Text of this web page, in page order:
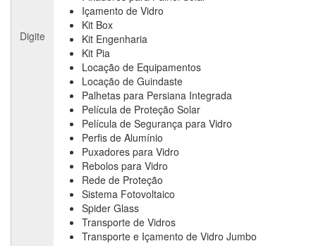
Digite
Içamento de Vidro
Kit Box
Kit Engenharia
Kit Pia
Locação de Equipamentos
Locação de Guindaste
Palhetas para Persiana Integrada
Película de Proteção Solar
Película de Segurança para Vidro
Perfis de Alumínio
Puxadores para Vidro
Rebolos para Vidro
Rede de Proteção
Sistema Fotovoltaico
Spider Glass
Transporte de Vidros
Transporte e Içamento de Vidro Jumbo